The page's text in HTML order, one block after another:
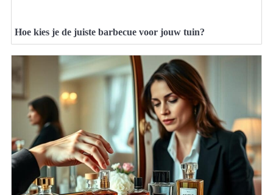
Hoe kies je de juiste barbecue voor jouw tuin?